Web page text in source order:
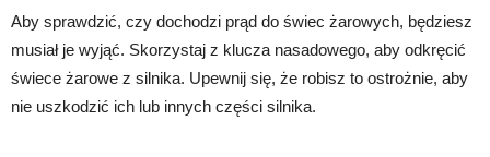
Aby sprawdzić, czy dochodzi prąd do świec żarowych, będziesz
musiał je wyjąć. Skorzystaj z klucza nasadowego, aby odkręcić
świece żarowe z silnika. Upewnij się, że robisz to ostrożnie, aby
nie uszkodzić ich lub innych części silnika.